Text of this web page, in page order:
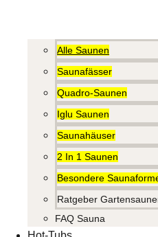
Alle Saunen
Saunafässer
Quadro-Saunen
Iglu Saunen
Saunahäuser
2 In 1 Saunen
Besondere
Ratgeber
FAQ Sauna